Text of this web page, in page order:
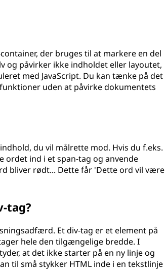
der bruges til at markere en del
og påvirker ikke indholdet eller layoutet,
med JavaScript. Du kan tænke på det
uden at påvirke dokumentets
du vil målrette mod. Hvis du f.eks.
ind i et span-tag og anvende
bliver rødt... Dette får 'Dette ord vil være
tag?
Et div-tag er et element på
hele den tilgængelige bredde. I
at det ikke starter på en ny linje og
til små stykker HTML inde i en tekstlinje